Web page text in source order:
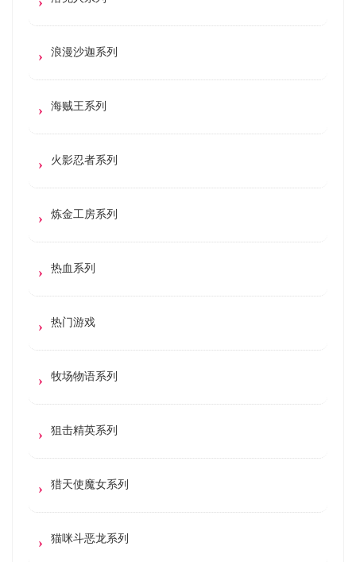
浪漫沙迦系列
海贼王系列
火影忍者系列
炼金工房系列
热血系列
热门游戏
牧场物语系列
狙击精英系列
猎天使魔女系列
猫咪斗恶龙系列